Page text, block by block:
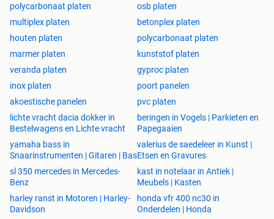
polycarbonaat platen
osb platen
multiplex platen
betonplex platen
houten platen
polycarbonaat platen
marmer platen
kunststof platen
veranda platen
gyproc platen
inox platen
poort panelen
akoestische panelen
pvc platen
lichte vracht dacia dokker in
Bestelwagens en Lichte vracht
beringen in Vogels | Parkieten en
Papegaaien
yamaha bass in
Snaarinstrumenten | Gitaren | Bas
valerius de saedeleer in Kunst |
Etsen en Gravures
sl 350 mercedes in Mercedes-
Benz
kast in notelaar in Antiek |
Meubels | Kasten
harley ranst in Motoren | Harley-
Davidson
honda vfr 400 nc30 in
Onderdelen | Honda